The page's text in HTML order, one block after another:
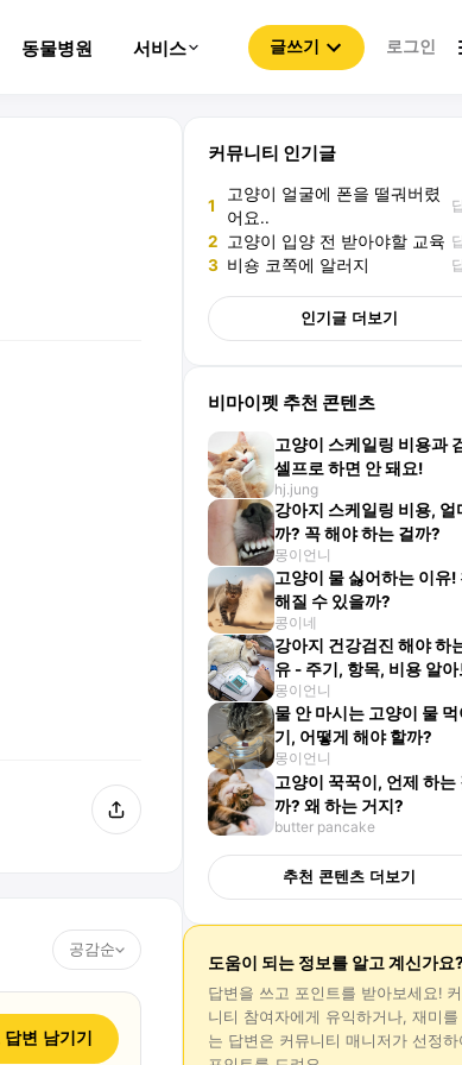
동물병원 서비스 글쓰기 로그인
공감순
답변 남기기
커뮤니티 인기글
1
고양이 얼굴에 폰을 떨궈버렸
어요..
2 고양이 입양 전 받아야할 교육
3 비숑 코쪽에 알러지
인기글 더보기
비마이펫 추천 콘텐츠
고양이 스케일링 비용과
셀프로 하면 안 돼요!
hj.jung
강아지 스케일링 비용, 얼
까? 꼭 해야 하는 걸까?
몽이언니
고양이 물 싫어하는 이유!
해질 수 있을까?
콩이네
강아지 건강검진 해야 하
유 - 주기, 항목, 비용 알아
기
몽이언니
물 안 마시는 고양이 물 먹
기, 어떻게 해야 할까?
몽이언니
고양이 꾹꾹이, 언제 하는
까? 왜 하는 거지?
butter pancake
추천 콘텐츠 더보기
도움이 되는 정보를 알고 계신가요
답변 을 쓰고 포인트를 받아보세요!
니티 참여자에게 유익하거나, 재미를
는 답변 은 커뮤니티 매니저가 선정하